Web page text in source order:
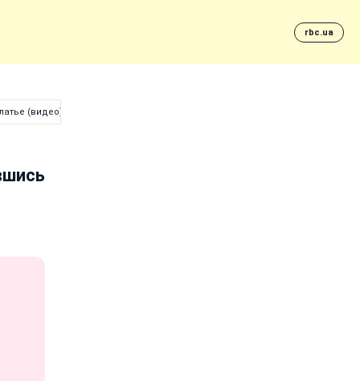
rbc.ua
(видео)